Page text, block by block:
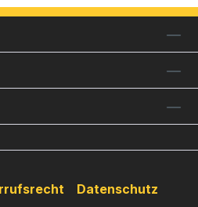
Datenschutz